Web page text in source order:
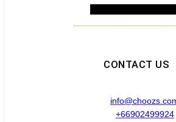
CONTACT US
+66902499924